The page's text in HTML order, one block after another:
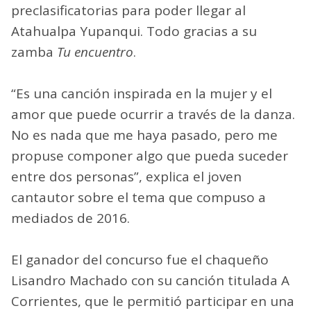
preclasificatorias para poder llegar al
Atahualpa Yupanqui. Todo gracias a su
zamba Tu encuentro.
“Es una canción inspirada en la mujer y el
amor que puede ocurrir a través de la danza.
No es nada que me haya pasado, pero me
propuse componer algo que pueda suceder
entre dos personas”, explica el joven
cantautor sobre el tema que compuso a
mediados de 2016.
El ganador del concurso fue el chaqueño
Lisandro Machado con su canción titulada A
Corrientes, que le permitió participar en una